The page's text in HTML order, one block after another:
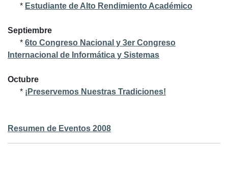
* Estudiante de Alto Rendimiento Académico
Septiembre
* 6to Congreso Nacional y 3er Congreso
Internacional de Informática y Sistemas
Octubre
* ¡Preservemos Nuestras Tradiciones!
Resumen de Eventos 2008